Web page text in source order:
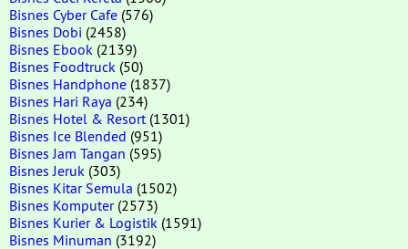
Bisnes Cyber Cafe (576)
Bisnes Dobi (2458)
Bisnes Ebook (2139)
Bisnes Foodtruck (50)
Bisnes Handphone (1837)
Bisnes Hari Raya (234)
Bisnes Hotel & Resort (1301)
Bisnes Ice Blended (951)
Bisnes Jam Tangan (595)
Bisnes Jeruk (303)
Bisnes Kitar Semula (1502)
Bisnes Komputer(2573)
Bisnes Kurier & Logistik (1591)
Bisnes Minuman (3192)